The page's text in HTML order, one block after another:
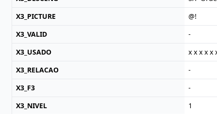
X3_PICTURE
@!
X3_VALID
-
X3_USADO
x x x x x
X3_RELACAO
-
X3_F3
-
X3_NIVEL
1